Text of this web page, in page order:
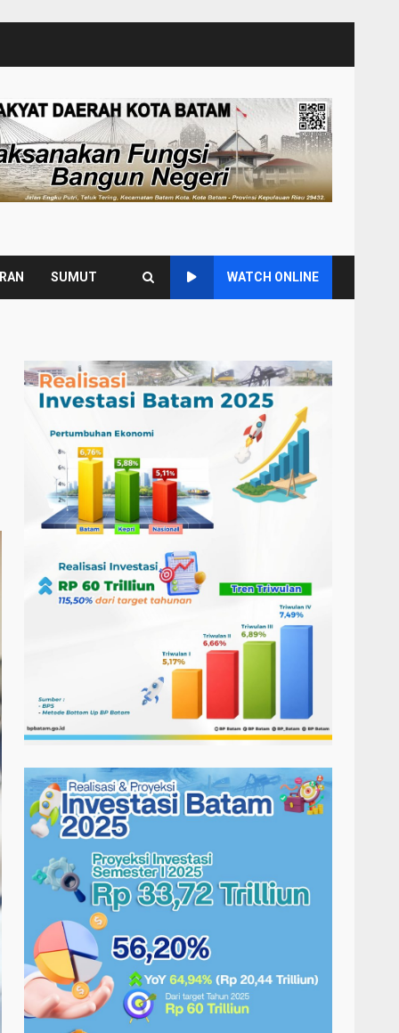
SUMUT WATCH ONLINE